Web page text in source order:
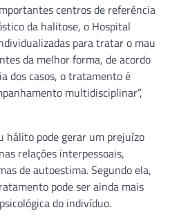
centros de referência
da halitose, o Hospital
para tratar o mau
da melhor forma, de acordo
dos casos, o tratamento é
multidisciplinar”,
hálito pode gerar um prejuízo
relações interpessoais,
de autoestima. Segundo ela,
pode ser ainda mais
do indivíduo.